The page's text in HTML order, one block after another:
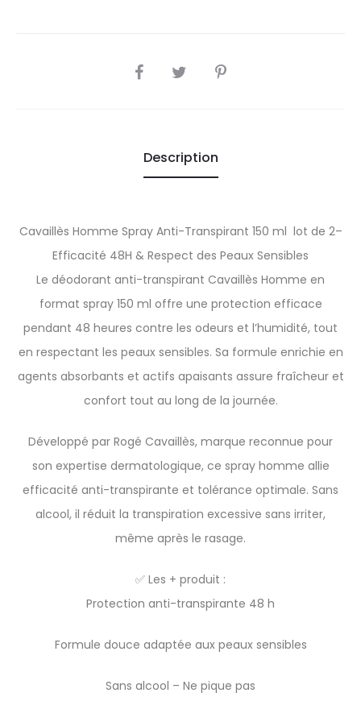
SHARE
Description
Cavaillès Homme Spray Anti-Transpirant 150 ml lot de 2–
Efficacité 48H & Respect des Peaux Sensibles
Le déodorant anti-transpirant Cavaillès Homme en
format spray 150 ml offre une protection efficace
pendant 48 heures contre les odeurs et l’humidité, tout
en respectant les peaux sensibles. Sa formule enrichie en
agents absorbants et actifs apaisants assure fraîcheur et
confort tout au long de la journée.
Développé par Rogé Cavaillès, marque reconnue pour
son expertise dermatologique, ce spray homme allie
efficacité anti-transpirante et tolérance optimale. Sans
alcool, il réduit la transpiration excessive sans irriter,
même après le rasage.
✅ Les + produit :
Protection anti-transpirante 48 h
Formule douce adaptée aux peaux sensibles
Sans alcool – Ne pique pas